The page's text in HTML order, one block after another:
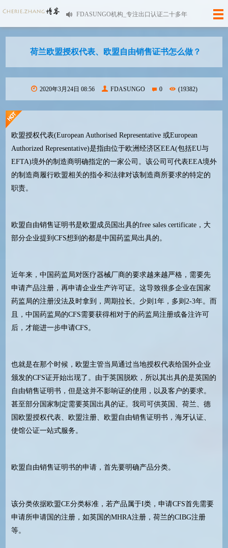
FDASUNGO机构_专注出口认证二十多年
荷兰欧盟授权代表、欧盟自由销售证书怎么做？
2020年3月24日 08:56 FDASUNGO 0 (19382)
欧盟授权代表(European Authorised Representative 或European
Authorized Representative)是指由位于欧洲经济区EEA(包括EU与
EFTA)境外的制造商明确指定的一家公司。该公司可代表EEA境外
的制造商履行欧盟相关的指令和法律对该制造商所要求的特定的
职责。
欧盟自由销售证明书是欧盟成员国出具的free sales certificate，大
部分企业提到CFS想到的都是中国药监局出具的。
近年来，中国药监局对医疗器械厂商的要求越来越严格，需要先
申请产品注册，再申请企业生产许可证。这导致很多企业在国家
药监局的注册没法及时拿到，周期拉长。少则1年，多则2-3年。而
且，中国药监局的CFS需要获得相对于的药监局注册或备注许可
后，才能进一步申请CFS。
也就是在那个时候，欧盟主管当局通过当地授权代表给国外企业
颁发的CFS证开始出现了。由于英国脱欧，所以其出具的是英国的
自由销售证明书，但是这并不影响证的使用，以及客户的要求。
甚至部分国家制定需要英国出具的证。我司可供英国、荷兰、德
国欧盟授权代表、欧盟注册、欧盟自由销售证明书，海牙认证、
使馆公证一站式服务。
欧盟自由销售证明书的申请，首先要明确产品分类。
该分类依据欧盟CE分类标准，若产品属于I类，申请CFS首先需要
申请所申请国的注册，如英国的MHRA注册，荷兰的CIBG注册
等。